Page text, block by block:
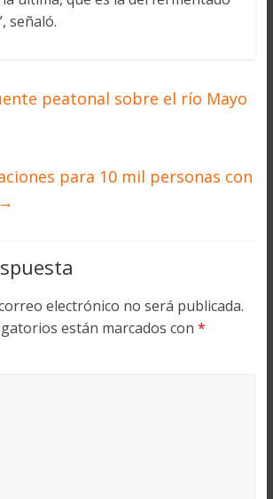
señaló.
peatonal sobre el río Mayo
para 10 mil personas con
→
electrónico no será publicada.
están marcados con *